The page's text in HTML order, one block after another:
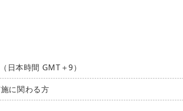
日本時間 GMT＋9）
に関わる方